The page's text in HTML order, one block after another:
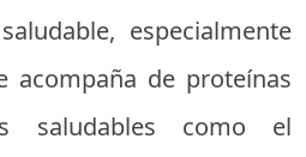
especialmente
acompaña de proteínas
saludables como el